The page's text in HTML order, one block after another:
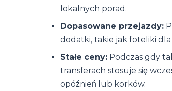
lokalnych porad.
Dopasowane przejazdy:
dodatki, takie jak foteliki
Stałe ceny: Podczas gdy
transferach stosuje się
opóźnień lub korków.